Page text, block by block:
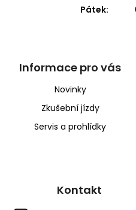
Pátek:
Informace pro vás
Novinky
Zkušební jízdy
Servis a prohlídky
Kontakt